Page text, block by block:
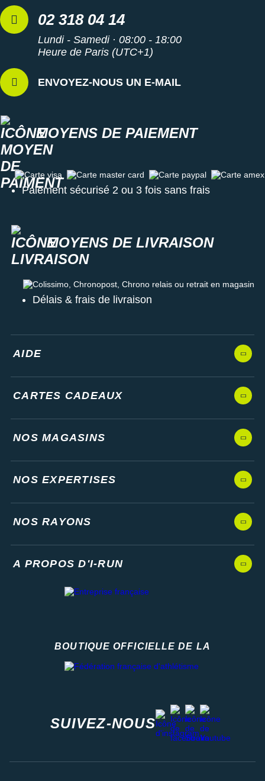
02 318 04 14
Lundi - Samedi · 08:00 - 18:00
Heure de Paris (UTC+1)
ENVOYEZ-NOUS UN E-MAIL
MOYENS DE PAIEMENT
Carte visa Carte master card Carte paypal Carte amex
Paiement sécurisé 2 ou 3 fois sans frais
MOYENS DE LIVRAISON
Colissimo, Chronopost, Chrono relais ou retrait en magasin
Délais & frais de livraison
AIDE
CARTES CADEAUX
NOS MAGASINS
NOS EXPERTISES
NOS RAYONS
A PROPOS D'I-RUN
BOUTIQUE OFFICIELLE DE LA
SUIVEZ-NOUS
instagram
facebook
stravayoutube